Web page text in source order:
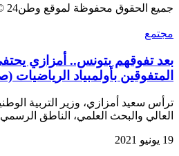
جميع الحقوق محفوظة لموقع وطن24 © 2025
مجتمع
بعد تفوقهم بتونس.. أمزازي يحتفي
المتفوقين بأولمبياد الرياضيات
ترأس سعيد أمزازي، وزير التربية
العالي والبحث العلمي، الناطق
19 يونيو 2021